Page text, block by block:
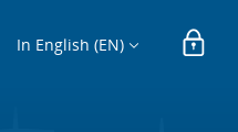
In English (EN)